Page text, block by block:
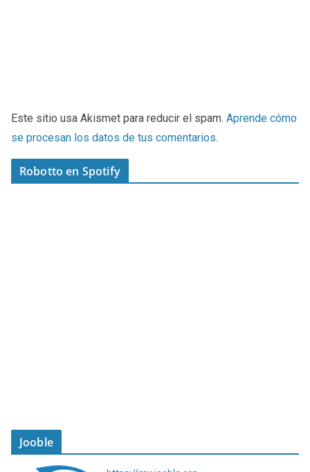
Este sitio usa Akismet para reducir el spam. Aprende cómo
se procesan los datos de tus comentarios.
Robotto en Spotify
Jooble